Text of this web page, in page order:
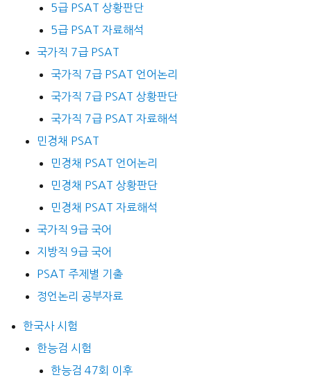
5급 PSAT 상황판단
5급 PSAT 자료해석
국가직 7급 PSAT
국가직 7급 PSAT 언어논리
국가직 7급 PSAT 상황판단
국가직 7급 PSAT 자료해석
민경채 PSAT
민경채 PSAT 언어논리
민경채 PSAT 상황판단
민경채 PSAT 자료해석
국가직 9급 국어
지방직 9급 국어
PSAT 주제별 기출
정언논리 공부자료
한국사 시험
한능검 시험
한능검 47회 이후